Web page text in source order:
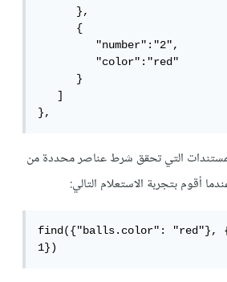
      },
      {
         "number":"2",
         "color":"red"
      }
   ]
},
التي تحقق شرط عناصر محددة من
find({"balls.color": "red"},
1})